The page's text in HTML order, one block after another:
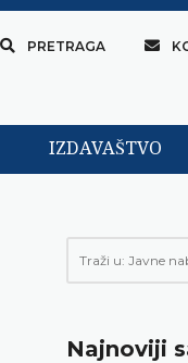
PRETRAGA
IZDAVAŠTVO
Najnoviji